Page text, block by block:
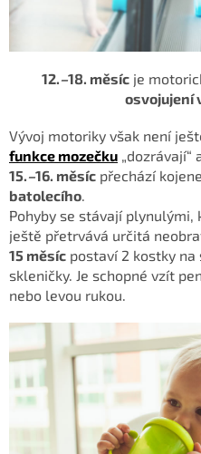
12.–18. měsíc je
osvojujení
Vývoj motoriky však není
funkce mozečku „dozrávají“
15.–16. měsíc přechází
batolecího.
Pohyby se stávají
ještě přetrvává určitá
15 měsíc postaví 2 kostky na
skleničky. Je schopné vzít
nebo levou rukou.